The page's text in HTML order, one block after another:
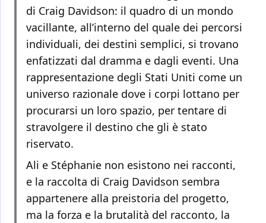
di Craig Davidson: il quadro di un mondo
vacillante, all’interno del quale dei percorsi
individuali, dei destini semplici, si trovano
enfatizzati dal dramma e dagli eventi. Una
rappresentazione degli Stati Uniti come un
universo razionale dove i corpi lottano per
procurarsi un loro spazio, per tentare di
stravolgere il destino che gli è stato
riservato.
Ali e Stéphanie non esistono nei racconti,
e la raccolta di Craig Davidson sembra
appartenere alla preistoria del progetto,
ma la forza e la brutalità del racconto, la